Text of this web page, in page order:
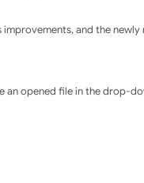
and the
an opened file in the drop-